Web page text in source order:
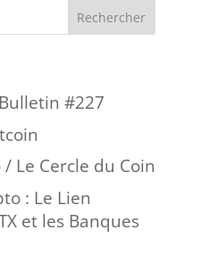
#227
Le Cercle du Coin
: Le Lien
et les Banques